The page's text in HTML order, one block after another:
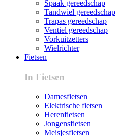
Spaak gereedschap
Tandwiel gereedschap
Trapas gereedschap
Ventiel gereedschap
Vorkuitzetters
Wielrichter
Fietsen
In Fietsen
Damesfietsen
Elektrische fietsen
Herenfietsen
Jongensfietsen
Meisjesfietsen